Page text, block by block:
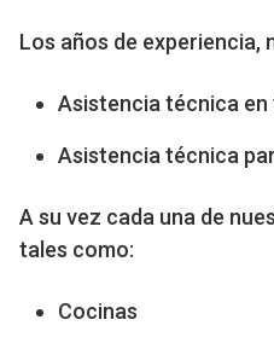
Los años de experiencia,
Asistencia técnica
Asistencia técnica
A su vez cada una de
tales como:
Cocinas